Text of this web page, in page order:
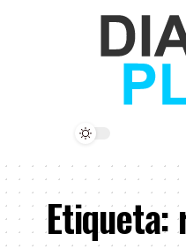
Etiqueta: